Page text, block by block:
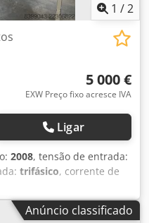
1 /2
5 000 €
EXW Preço fixo acresce IVA
Ligar
2008, tensão de entrada:
trifásico, corrente de
de limpeza de
884, ano de fabricação
88009009 Tensão
Anúncio classificado